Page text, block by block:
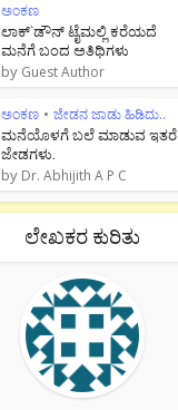
ಅಂಕಣ
ಲಾಕ್`ಡೌನ್ ಟೈಮಲ್ಲಿ ಕರೆಯದೆ
ಮನೆಗೆ ಬಂದ ಅತಿಥಿಗಳು
by Guest Author
ಅಂಕಣ • ಜೇಡನ ಜಾಡು ಹಿಡಿದು..
ಮನೆಯೊಳಗೆ ಬಲೆ ಮಾಡುವ ಇತರೆ
ಜೇಡಗಳು.
by Dr. Abhijith A P C
ಲೇಖಕರ ಕುರಿತು